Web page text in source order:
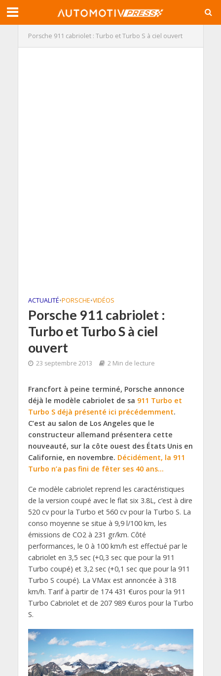
Porsche 911 cabriolet : Turbo et Turbo S à ciel ouvert
ACTUALITÉ•PORSCHE•VIDÉOS
Porsche 911 cabriolet :
Turbo et Turbo S à ciel
ouvert
23 septembre 2013 2 Min de lecture
Francfort à peine terminé, Porsche annonce
déjà le modèle cabriolet de sa 911 Turbo et
Turbo S déjà présenté ici précédemment.
C’est au salon de Los Angeles que le
constructeur allemand présentera cette
nouveauté, sur la côte ouest des États Unis en
Californie, en novembre. Décidément, la 911
Turbo n’a pas fini de fêter ses 40 ans…
Ce modèle cabriolet reprend les caractéristiques
de la version coupé avec le flat six 3.8L, c’est à dire
520 cv pour la Turbo et 560 cv pour la Turbo S. La
conso moyenne se situe à 9,9 l/100 km, les
émissions de CO2 à 231 gr/km. Côté
performances, le 0 à 100 km/h est effectué par le
cabriolet en 3,5 sec (+0,3 sec que pour la 911
Turbo coupé) et 3,2 sec (+0,1 sec que pour la 911
Turbo S coupé). La VMax est annoncée à 318
km/h. Tarif à partir de 174 431 €uros pour la 911
Turbo Cabriolet et de 207 989 €uros pour la Turbo
S.